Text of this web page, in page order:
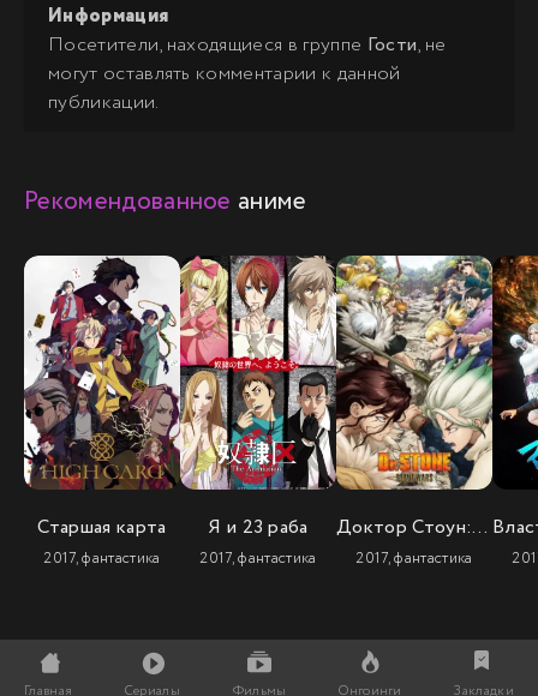
Информация
Посетители, находящиеся в группе Гости, не
могут оставлять комментарии к данной
публикации.
Рекомендованное аниме
Старшая карта
2017, фантастика
Я и 23 раба
2017, фантастика
Доктор Стоун: Каменные войны (2 сезон)
2017, фантастика
Главная Сериалы Фильмы Онгоинги Закладки